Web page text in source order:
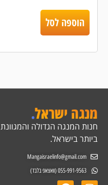
הוספה לסל
מנגה ישראל.
חנות המנגה הגדולה והמגוונת
ביותר בישראל.
Mangaisraelinfo@gmail.com
055-991-9563 (וואצאפ בלבד)